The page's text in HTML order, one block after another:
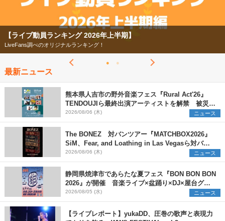
【ライブ動員ランキング 2026年上半期】
LiveFans調べのオリジナルランキング！
最新ニュース
熊本県人吉市の野外音楽フェス『Rural Act'26』
TENDOUJIら最終出演アーティストを解禁 被災地
支援プロジェクトの始動も発表
2026/08/06 (木) ニュース
The BONEZ 対バンツアー『MATCHBOX2026』
SiM、Fear, and Loathing in Las Vegasら対バン
アーティストを一斉解禁
2026/08/06 (木) ニュース
静岡県焼津市であらたな夏フェス『BON BON BON
2026』が開催 音楽ライブ×盆踊り×DJ×屋台グル
メ×ランタンナイトで彩る2日間
2026/08/05 (水) ニュース
【ライブレポート】yukaDD、圧巻の歌声と表現力